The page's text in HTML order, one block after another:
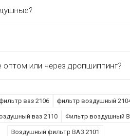
или через дропшиппинг?
ваз 2106 фильтр воздушный
ваз 2110 Фильтр воздушный
Воздушный фильтр ВАЗ 2101